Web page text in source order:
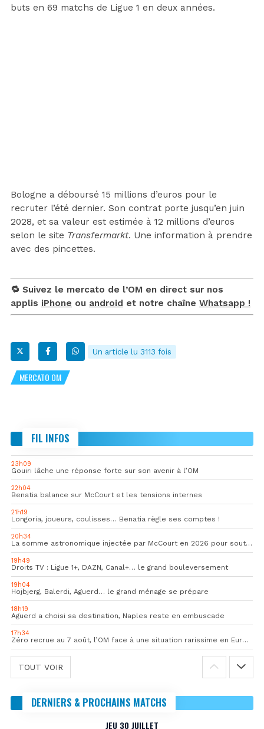
buts en 69 matchs de Ligue 1 en deux années.
Bologne a déboursé 15 millions d’euros pour le
recruter l’été dernier. Son contrat porte jusqu’en juin
2028, et sa valeur est estimée à 12 millions d’euros
selon le site Transfermarkt. Une information à prendre
avec des pincettes.
🔁 Suivez le mercato de l’OM en direct sur nos
applis iPhone ou android et notre chaîne Whatsapp !
Un article lu 3113 fois
MERCATO OM
FIL INFOS
23h09
Gouiri lâche une réponse forte sur son avenir à l’OM
22h04
Benatia balance sur McCourt et les tensions internes
21h19
Longoria, joueurs, coulisses… Benatia règle ses comptes !
20h34
La somme astronomique injectée par McCourt en 2026 pour soutenir l’OM
19h49
Droits TV : Ligue 1+, DAZN, Canal+… le grand bouleversement
19h04
Hojbjerg, Balerdi, Aguerd… le grand ménage se prépare
18h19
Aguerd a choisi sa destination, Naples reste en embuscade
17h34
Zéro recrue au 7 août, l’OM face à une situation rarissime en Europe
TOUT VOIR
DERNIERS & PROCHAINS MATCHS
JEU 30 JUILLET